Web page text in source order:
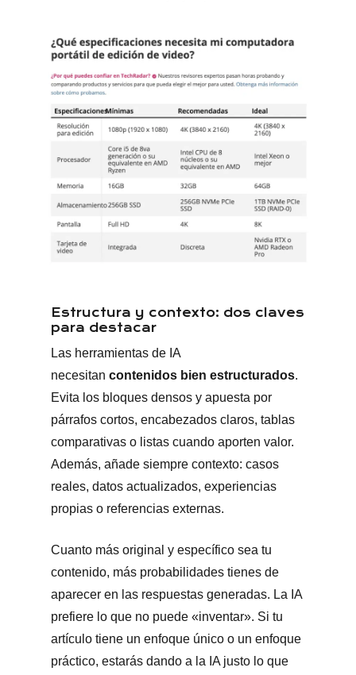
Estructura y contexto: dos claves
para destacar
Las herramientas de IA
necesitan contenidos bien estructurados.
Evita los bloques densos y apuesta por
párrafos cortos, encabezados claros, tablas
comparativas o listas cuando aporten valor.
Además, añade siempre contexto: casos
reales, datos actualizados, experiencias
propias o referencias externas.
Cuanto más original y específico sea tu
contenido, más probabilidades tienes de
aparecer en las respuestas generadas. La IA
prefiere lo que no puede «inventar». Si tu
artículo tiene un enfoque único o un enfoque
práctico, estarás dando a la IA justo lo que